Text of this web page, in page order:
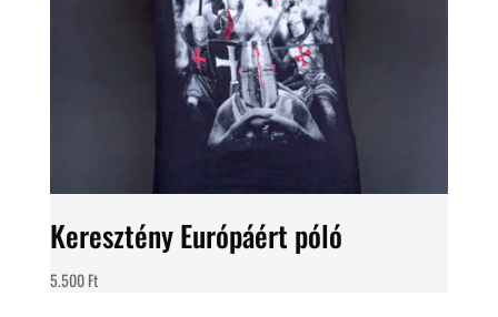
Keresztény Európáért póló
5.500Ft